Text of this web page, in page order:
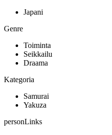
Japani
Genre
Toiminta
Seikkailu
Draama
Kategoria
Samurai
Yakuza
personLinks